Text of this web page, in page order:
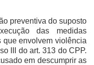
preventiva do suposto
das medidas
que envolvem violência
III do art. 313 do CPP.
em descumprir as